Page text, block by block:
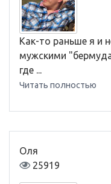
Как-то раньше я и
мужскими
где ...
Читать полностью
Оля
25919